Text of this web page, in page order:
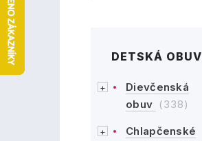
DETSKÁ OBUV
Dievčenská
obuv (338)
Chlapčenské